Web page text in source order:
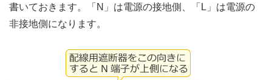
書いておきます。「N」は電源の接地側、「L」は電源の
非接地側になります。